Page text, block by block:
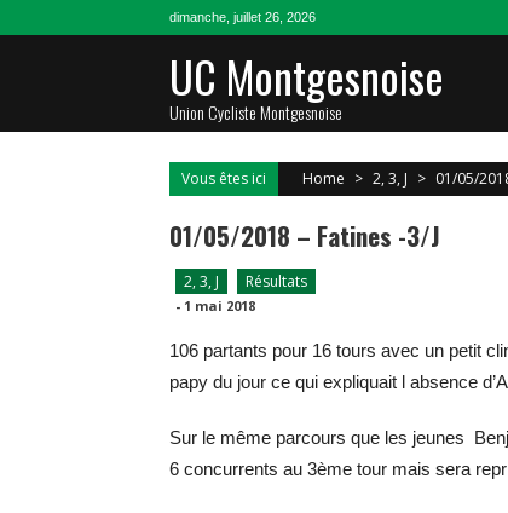
dimanche, juillet 26, 2026
UC Montgesnoise
Union Cycliste Montgesnoise
Vous êtes ici Home > 2, 3, J > 01/05/
01/05/2018 – Fatines -3/j
2, 3, J Résultats
- 1 mai 2018
106 partants pour 16 tours avec un petit
papy du jour ce qui expliquait l absence
Sur le même parcours que les jeunes
6 concurrents au 3ème tour mais sera